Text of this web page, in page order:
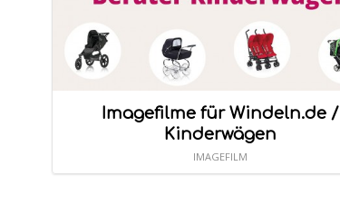
Imagefilme für Windeln.de /
Kinderwägen
IMAGEFILM